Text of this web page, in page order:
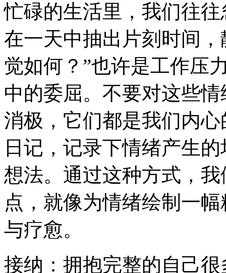
忙碌的生活里，我们往
在一天中抽出片刻时间
觉如何？”也许是工作压
中的委屈。不要对这些
消极，它们都是我们内
日记，记录下情绪产生
想法。通过这种方式，
点，就像为情绪绘制一
与疗愈。
接纳：拥抱完整的自己